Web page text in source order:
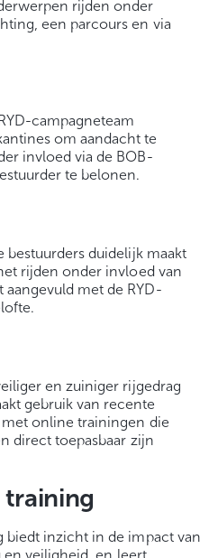
rijden onder
een parcours en via
campagneteam
om aandacht te
invloed via de BOB-
te belonen.
bestuurders duidelijk maakt
rijden onder invloed van
met de RYD-
en zuiniger rijgedrag
gebruik van recente
online trainingen die
direct toepasbaar zijn
training
biedt inzicht in de impact van